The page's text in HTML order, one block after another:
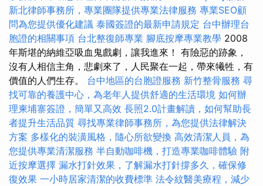
新北律師事務所，專業團隊提供專業法律服務 專業SEO顧
問為您提供優化建議 泰國簽證的最新申請規定 台中辦理台
胞證的相關事項 台北整復師專業 腳底按摩專業教學 2008
年斯堪的納維亞吸血鬼戲劇，讓我進來！ 有險惡的跡象，
沒有人相信主角，悲劇來了，人民聚在一起，帶來犧牲，有
價值的人們生存。 台中地區的台胞證服務 新竹整骨服務 尋
找可靠的養護中心，為老年人提供舒適的生活環境 如何辦
理柬埔寨簽證，簡單又高效 長照2.0計畫解讀，如何幫助長
者提升生活品質 尋找專業律師事務所，為您提供法律解決
方案 多樣化的裝潢風格，隨心所欲變換 高效清潔人員，為
您提供專業清潔服務 半自動咖啡機，打造專業咖啡體驗 附
近按摩選擇 漏水打針效果，了解漏水打針撐多久，確保修
復效果 一小時居家清潔的收費標準 法令紋醫美療程，減少